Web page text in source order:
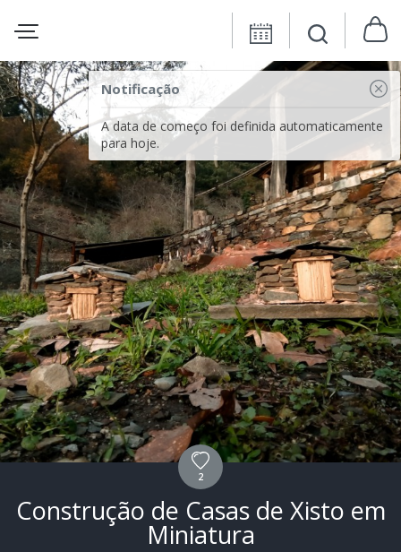
Notificação
A data de começo foi definida automaticamente
para hoje.
2
Construção de Casas de Xisto em
Miniatura